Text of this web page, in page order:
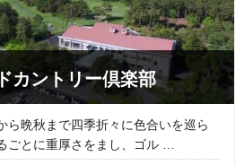
カントリー倶楽部
ら晩秋まで四季折々に色合いを巡ら
ごとに重厚さをまし、ゴル …